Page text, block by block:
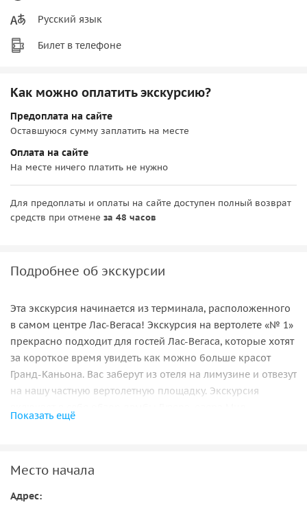
Русский язык
Билет в телефоне
Как можно оплатить экскурсию?
Предоплата на сайте
Оставшуюся сумму заплатить на месте
Оплата на сайте
На месте ничего платить не нужно
Для предоплаты и оплаты на сайте доступен полный возврат
средств при отмене за 48 часов
Подробнее об экскурсии
Эта экскурсия начинается из терминала, расположенного
в самом центре Лас-Вегаса! Экскурсия на вертолете «№ 1»
прекрасно подходит для гостей Лас-Вегаса, которые хотят
за короткое время увидеть как можно больше красот
Гранд-Каньона. Вас заберут из отеля на лимузине и отвезут
на нашу частную вертолетную площадку. Экскурсия
и захватывающего Гранд-Каньона. Во время вашего
палитрой цветов и суровой красотой скал. Полёт над
Стрипом дополнит эмоций в ваш багаж путешествий.
Показать ещё
Место начала
Адрес: